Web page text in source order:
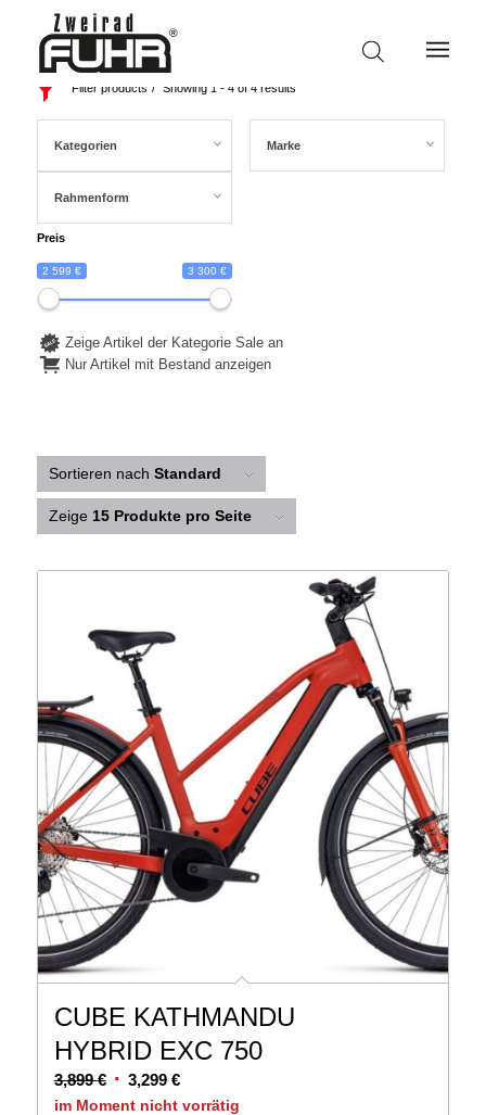
Filter products Showing 1 - 4 of 4 results
Kategorien Marke
Rahmenform
Preis
2 599 € 3 300 €
Zeige Artikel der Kategorie Sale an
Nur Artikel mit Bestand anzeigen
Sortieren nach Standard
Zeige 15 Produkte pro Seite
CUBE KATHMANDU
HYBRID EXC 750
3,899€ Ursprünglicher
Preis
3,299 €Aktueller
Preis
im Moment nicht vorrätig